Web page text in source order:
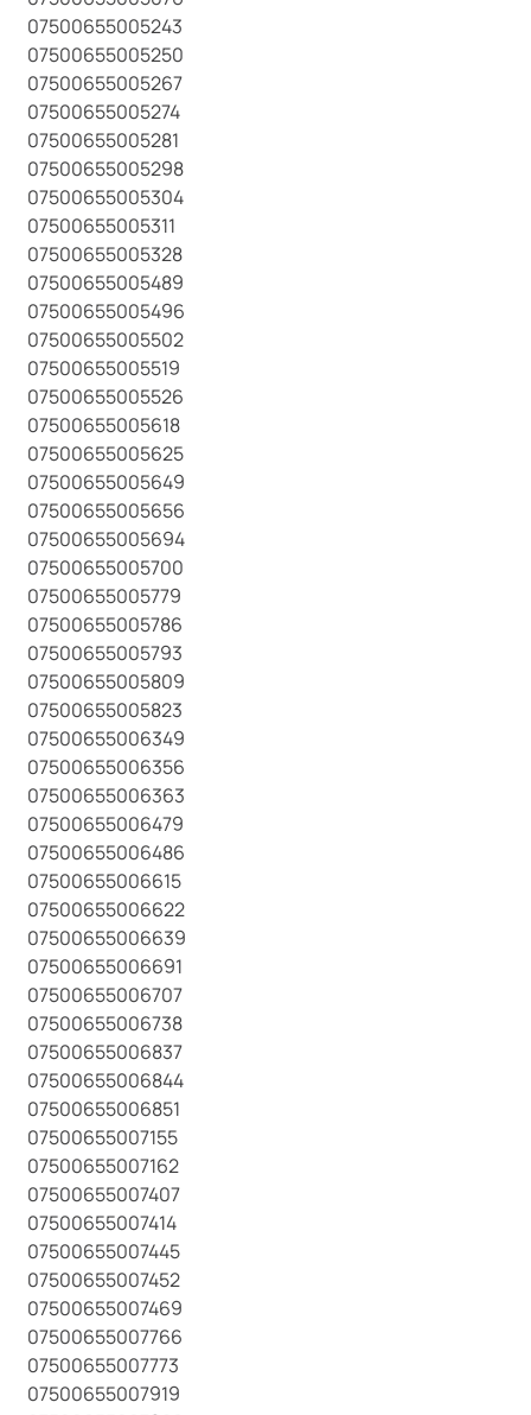
07500655005243
07500655005250
07500655005267
07500655005274
07500655005281
07500655005298
07500655005304
07500655005311
07500655005328
07500655005489
07500655005496
07500655005502
07500655005519
07500655005526
07500655005618
07500655005625
07500655005649
07500655005656
07500655005694
07500655005700
07500655005779
07500655005786
07500655005793
07500655005809
07500655005823
07500655006349
07500655006356
07500655006363
07500655006479
07500655006486
07500655006615
07500655006622
07500655006639
07500655006691
07500655006707
07500655006738
07500655006837
07500655006844
07500655006851
07500655007155
07500655007162
07500655007407
07500655007414
07500655007445
07500655007452
07500655007469
07500655007766
07500655007773
07500655007919